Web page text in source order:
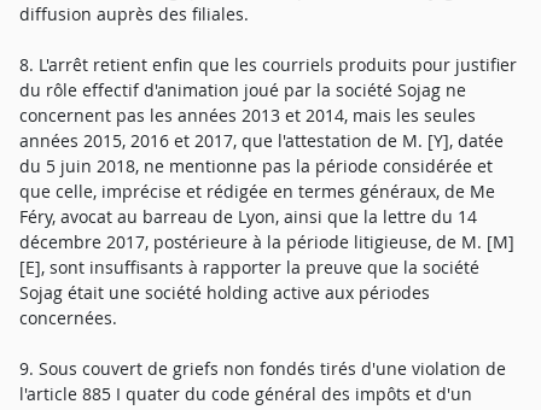
diffusion auprès des filiales.
8. L'arrêt retient enfin que les courriels produits pour justifier
du rôle effectif d'animation joué par la société Sojag ne
concernent pas les années 2013 et 2014, mais les seules
années 2015, 2016 et 2017, que l'attestation de M. [Y], datée
du 5 juin 2018, ne mentionne pas la période considérée et
que celle, imprécise et rédigée en termes généraux, de Me
Féry, avocat au barreau de Lyon, ainsi que la lettre du 14
décembre 2017, postérieure à la période litigieuse, de M. [M]
[E], sont insuffisants à rapporter la preuve que la société
Sojag était une société holding active aux périodes
concernées.
9. Sous couvert de griefs non fondés tirés d'une violation de
l'article 885 I quater du code général des impôts et d'un